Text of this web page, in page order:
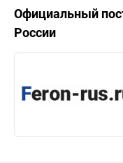
Официальный
России